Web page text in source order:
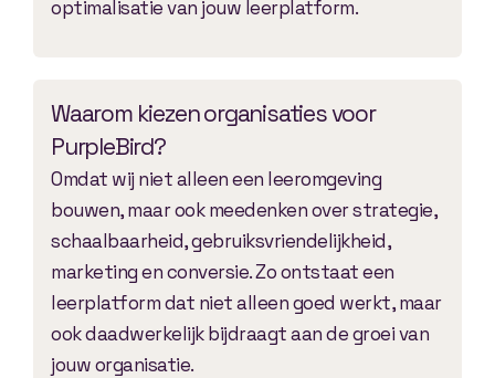
optimalisatie van jouw leerplatform.
Waarom kiezen organisaties voor
PurpleBird?
Omdat wij niet alleen een leeromgeving
bouwen, maar ook meedenken over strategie,
schaalbaarheid, gebruiksvriendelijkheid,
marketing en conversie. Zo ontstaat een
leerplatform dat niet alleen goed werkt, maar
ook daadwerkelijk bijdraagt aan de groei van
jouw organisatie.